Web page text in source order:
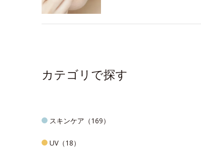
カテゴリで探す
スキンケア（169）
UV（18）